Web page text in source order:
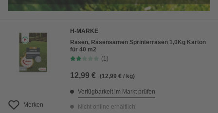
Merken
H-MARKE
Rasen, Rasensamen Sprinterrasen 1,0Kg Karton
für 40 m2
(1)
12,99 € (12,99 € / kg)
Verfügbarkeit im Markt prüfen
Nicht online erhältlich